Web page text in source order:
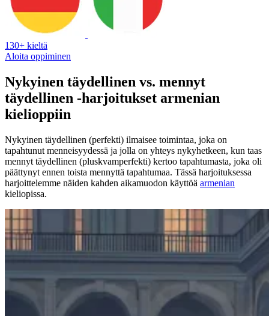
130+ kieltä
Aloita oppiminen
Nykyinen täydellinen vs. mennyt
täydellinen -harjoitukset armenian
kielioppiin
Nykyinen täydellinen (perfekti) ilmaisee toimintaa, joka on
tapahtunut menneisyydessä ja jolla on yhteys nykyhetkeen, kun taas
mennyt täydellinen (pluskvamperfekti) kertoo tapahtumasta, joka oli
päättynyt ennen toista mennyttä tapahtumaa. Tässä harjoituksessa
harjoittelemme näiden kahden aikamuodon käyttöä armenian
kieliopissa.